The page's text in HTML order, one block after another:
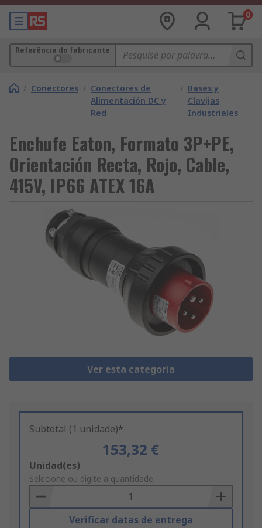
0
Referência do fabricante
/ Conectores / Conectores de
Alimentación DC y
Red
/ Bases y
Clavijas
Industriales
Enchufe Eaton, Formato 3P+PE,
Orientación Recta, Rojo, Cable,
415V, IP66 ATEX 16A
Ver esta categoria
Subtotal (1 unidade)*
153,32 €
Add
to
Basket
Unidad(es)
Selecione ou digite a quantidade
Verificar datas de entrega